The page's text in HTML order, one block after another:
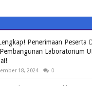
Penerimaan Peserta
Laboratorium
18, 2024 0